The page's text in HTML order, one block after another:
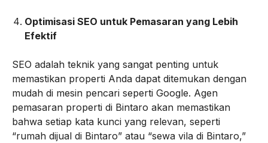
Optimisasi SEO untuk Pemasaran yang Lebih
Efektif
SEO adalah teknik yang sangat penting untuk
memastikan properti Anda dapat ditemukan dengan
mudah di mesin pencari seperti Google. Agen
pemasaran properti di Bintaro akan memastikan
bahwa setiap kata kunci yang relevan, seperti
“rumah dijual di Bintaro” atau “sewa vila di Bintaro,”